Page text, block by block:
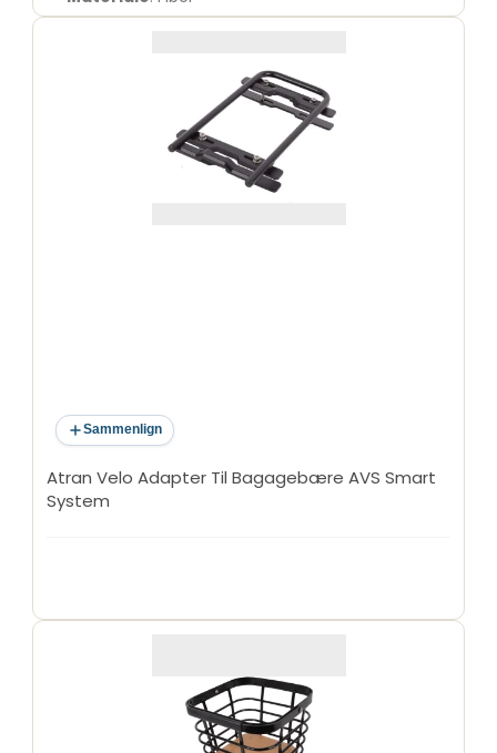
Sammenlign
Atran Velo Adapter Til Bagagebære AVS Smart
System